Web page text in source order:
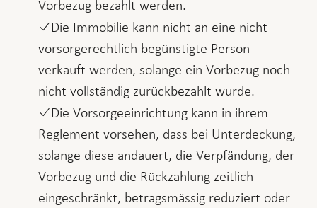
Vorbezug bezahlt werden.
Die Immobilie kann nicht an eine nicht
vorsorgerechtlich begünstigte Person
verkauft werden, solange ein Vorbezug noch
nicht vollständig zurückbezahlt wurde.
Die Vorsorgeeinrichtung kann in ihrem
Reglement vorsehen, dass bei Unterdeckung,
solange diese andauert, die Verpfändung, der
Vorbezug und die Rückzahlung zeitlich
eingeschränkt, betragsmässig reduziert oder